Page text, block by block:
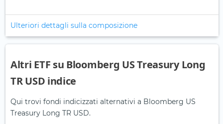
Ulteriori dettagli sulla composizione
Altri ETF su Bloomberg US Treasury Long
TR USD indice
Qui trovi fondi indicizzati alternativi a Bloomberg US
Treasury Long TR USD.